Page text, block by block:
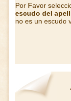
Por Favor
escudo del
no es un escudo